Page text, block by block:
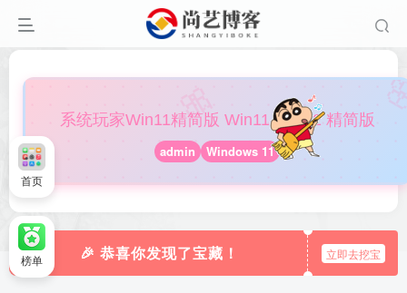
🎀
系统玩家Win11精简版 Win11 v23H2 精简版
admin Windows 11
🎉 恭喜你发现了宝藏！ 立即去挖宝
首页
榜单